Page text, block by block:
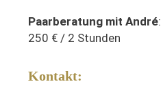
Paarberatung mit André:
250 € / 2 Stunden
Kontakt: